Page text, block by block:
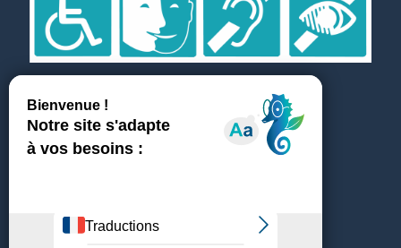
Témoignages
Achats & fournisseurs